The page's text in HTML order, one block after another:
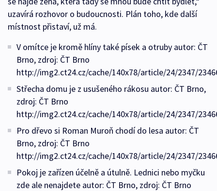
uzavírá rozhovor o budoucnosti. Plán toho, kde další
místnost přistaví, už má.
V omítce je kromě hlíny také písek a otruby autor: ČT
Brno, zdroj: ČT Brno
http://img2.ct24.cz/cache/140x78/article/24/2347/
Střecha domu je z usušeného rákosu autor: ČT Brno,
zdroj: ČT Brno
http://img2.ct24.cz/cache/140x78/article/24/2347/
Pro dřevo si Roman Muroň chodí do lesa autor: ČT
Brno, zdroj: ČT Brno
http://img2.ct24.cz/cache/140x78/article/24/2347/
Pokoj je zařízen účelně a útulně. Lednici nebo myčku
zde ale nenajdete autor: ČT Brno, zdroj: ČT Brno